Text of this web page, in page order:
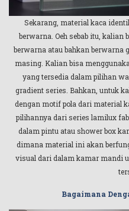
Sekarang, material kaca
berwarna. Oeh sebab itu,
berwarna atau bahkan
masing. Kalian bisa
yang tersedia dalam pilihan
gradient series. Bahkan, untuk
dengan motif pola dari material
pilihannya dari series lamilux
dalam pintu atau shower box
dimana material ini akan
visual dari dalam kamar mandi
Bagaimana